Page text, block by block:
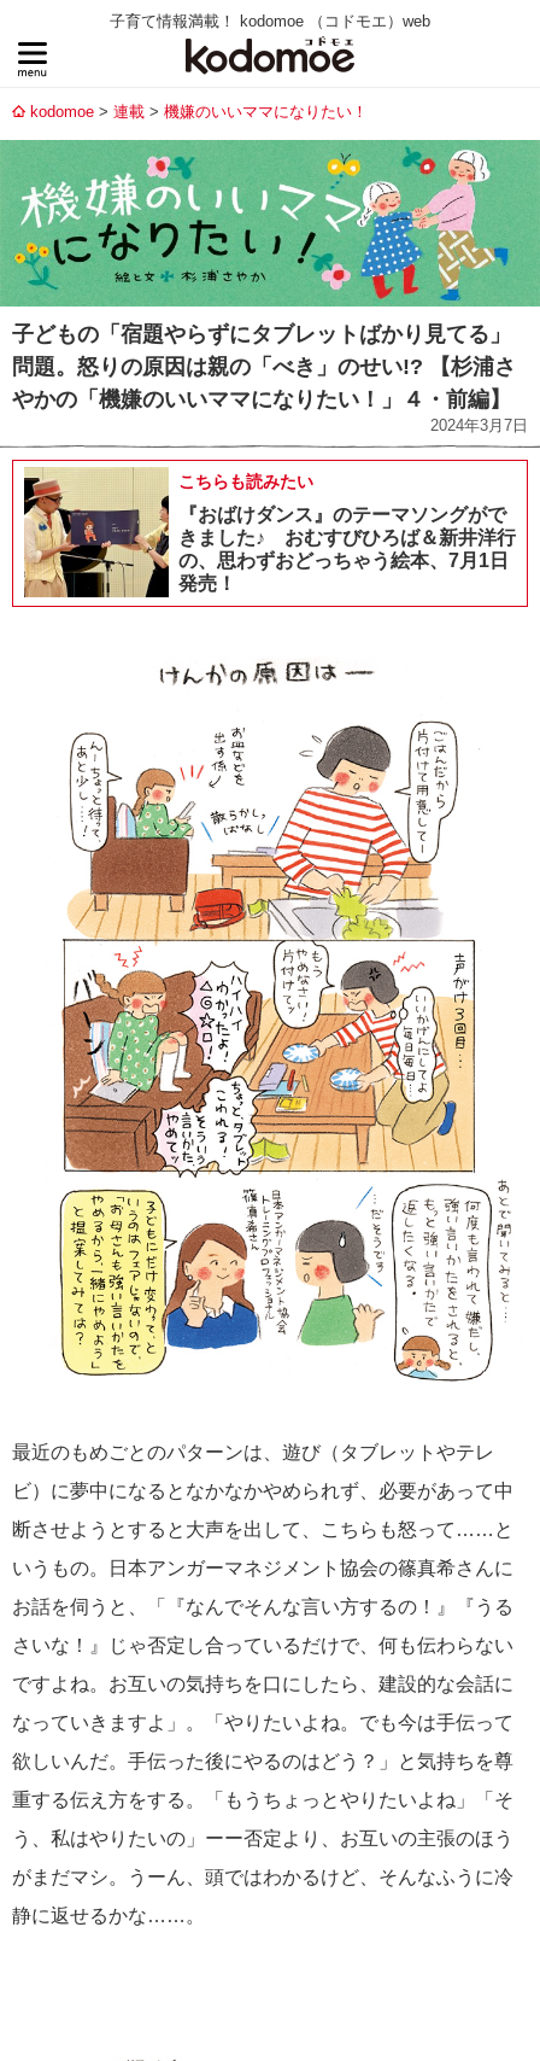
子育て情報満載！ kodomoe （コドモエ）web
kodomoe 連載 機嫌のいいママになりたい！
子どもの「宿題やらずにタブレットばかり見てる」
問題。怒りの原因は親の「べき」のせい!? 【杉浦さ
やかの「機嫌のいいママになりたい！」４・前編】
2024年3月7日
こちらも読みたい
『おばけダンス』のテーマソングがで
きました♪ おむすびひろば＆新井洋行
の、思わずおどっちゃう絵本、7月1日
発売！
最近のもめごとのパターンは、遊び（タブレットやテレ
ビ）に夢中になるとなかなかやめられず、必要があって中
断させようとすると大声を出して、こちらも怒って……と
いうもの。日本アンガーマネジメント協会の篠真希さんに
お話を伺うと、「『なんでそんな言い方するの！』『うる
さいな！』じゃ否定し合っているだけで、何も伝わらない
ですよね。お互いの気持ちを口にしたら、建設的な会話に
なっていきますよ」。「やりたいよね。でも今は手伝って
欲しいんだ。手伝った後にやるのはどう？」と気持ちを尊
重する伝え方をする。「もうちょっとやりたいよね」「そ
う、私はやりたいの」ーー否定より、お互いの主張のほう
がまだマシ。うーん、頭ではわかるけど、そんなふうに冷
静に返せるかな……。